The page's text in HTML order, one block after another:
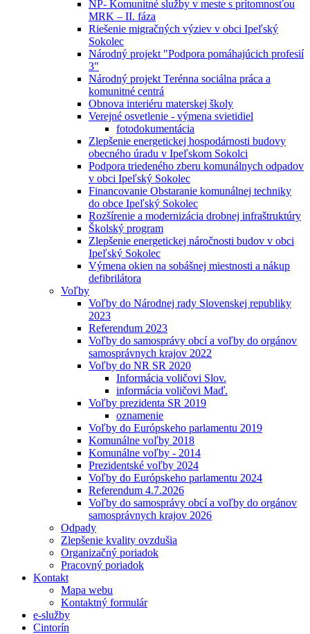
NP- Komunitné služby v meste s prítomnosťou
MRK – II. fáza
Riešenie migračných výziev v obci Ipeľský
Sokolec
Národný projekt "Podpora pomáhajúcich profesií
3"
Národný projekt Terénna sociálna práca a
komunitné centrá
Obnova interiéru materskej školy
Verejné osvetlenie - výmena svietidiel
fotodokumentácia
Zlepšenie energetickej hospodárnosti budovy
obecného úradu v Ipeľskom Sokolci
Podpora triedeného zberu komunálnych odpadov
v obci Ipeľský Sokolec
Financovanie Obstaranie komunálnej techniky
do obce Ipeľský Sokolec
Rozšírenie a modernizácia drobnej infraštruktúry
Školský program
Zlepšenie energetickej náročnosti budov v obci
Ipeľský Sokolec
Výmena okien na sobášnej miestnosti a nákup
defibrilátora
Voľby
Voľby do Národnej rady Slovenskej republiky
2023
Referendum 2023
Voľby do samosprávy obcí a voľby do orgánov
samosprávnych krajov 2022
Voľby do NR SR 2020
Informácia voličovi Slov.
informácia voličovi Maď.
Voľby prezidenta SR 2019
oznamenie
Voľby do Európskeho parlamentu 2019
Komunálne voľby 2018
Komunálne voľby - 2014
Prezidentské voľby 2024
Voľby do Európskeho parlamentu 2024
Referendum 4.7.2026
Voľby do samosprávy obcí a voľby do orgánov
samosprávnych krajov 2026
Odpady
Zlepšenie kvality ovzdušia
Organizačný poriadok
Pracovný poriadok
Kontakt
Mapa webu
Kontaktný formulár
e-služby
Cintorín